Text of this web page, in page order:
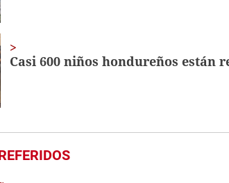
Casi 600 niños hondureños están